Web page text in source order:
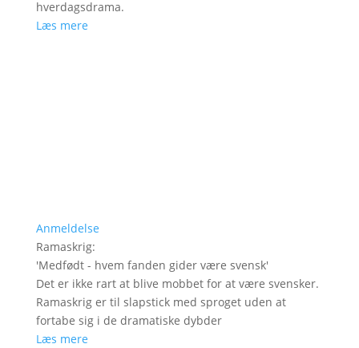
hverdagsdrama.
Læs mere
Anmeldelse
Ramaskrig:
'Medfødt - hvem fanden gider være svensk'
Det er ikke rart at blive mobbet for at være svensker.
Ramaskrig er til slapstick med sproget uden at
fortabe sig i de dramatiske dybder
Læs mere